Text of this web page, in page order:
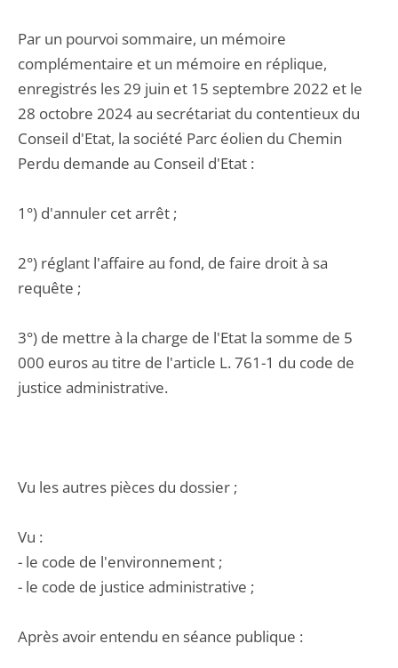
Par un pourvoi sommaire, un mémoire
complémentaire et un mémoire en réplique,
enregistrés les 29 juin et 15 septembre 2022 et le
28 octobre 2024 au secrétariat du contentieux du
Conseil d'Etat, la société Parc éolien du Chemin
Perdu demande au Conseil d'Etat :
1°) d'annuler cet arrêt ;
2°) réglant l'affaire au fond, de faire droit à sa
requête ;
3°) de mettre à la charge de l'Etat la somme de 5
000 euros au titre de l'article L. 761-1 du code de
justice administrative.
Vu les autres pièces du dossier ;
Vu :
- le code de l'environnement ;
- le code de justice administrative ;
Après avoir entendu en séance publique :